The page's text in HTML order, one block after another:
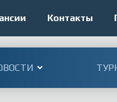
Контакты